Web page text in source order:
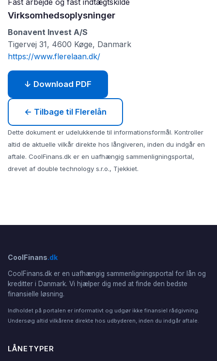
Virksomhedsoplysninger
Bonavent Invest A/S
Tigervej 31, 4600 Køge, Danmark
https://www.flerelaan.dk/
↓ Download PDF
← Tilbage til Flerelån
Dette dokument er udelukkende til informationsformål. Kontroller
altid de aktuelle vilkår direkte hos långiveren, inden du indgår en
aftale. CoolFinans.dk er en uafhængig sammenligningsportal,
drevet af double technology s.r.o., Tjekkiet.
CoolFinans.dk
CoolFinans.dk er en uafhængig sammenligningsportal for lån og
kreditter i Danmark. Vi hjælper dig med at finde den bedste
finansielle løsning.
Indholdet på portalen er informativt og udgør ikke finansiel rådgivning.
Undersøg altid vilkårene direkte hos udbyderen, inden du indgår aftale.
LÅNETYPER